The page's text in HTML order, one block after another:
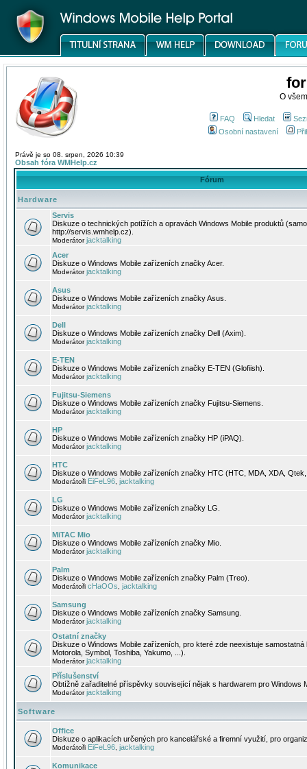
O
FAQ Hledat
Osobní nastavení
Právě je so 08. srpen, 2026 10:39
Obsah fóra WMHelp.cz
Fórum
Hardware
Servis
Diskuze o technických potížích a opravách Windows Mobile produktů
http://servis.wmhelp.cz).
Moderátorjacktalking
Acer
Diskuze o Windows Mobile zařízeních značky Acer.
Moderátorjacktalking
Asus
Diskuze o Windows Mobile zařízeních značky Asus.
Moderátorjacktalking
Dell
Diskuze o Windows Mobile zařízeních značky Dell (Axim).
Moderátorjacktalking
E-TEN
Diskuze o Windows Mobile zařízeních značky E-TEN (Glofiish).
Moderátorjacktalking
Fujitsu-Siemens
Diskuze o Windows Mobile zařízeních značky Fujitsu-Siemens.
Moderátorjacktalking
HP
Diskuze o Windows Mobile zařízeních značky HP (iPAQ).
Moderátorjacktalking
HTC
Diskuze o Windows Mobile zařízeních značky HTC (HTC, MDA, XDA,
Moderátoři EiFeL96 jacktalking
LG
Diskuze o Windows Mobile zařízeních značky LG.
Moderátorjacktalking
MiTAC Mio
Diskuze o Windows Mobile zařízeních značky Mio.
Moderátorjacktalking
Palm
Diskuze o Windows Mobile zařízeních značky Palm (Treo).
Moderátoři cHaOOs jacktalking
Samsung
Diskuze o Windows Mobile zařízeních značky Samsung.
Moderátorjacktalking
Ostatní značky
Diskuze o Windows Mobile zařízeních, pro které zde neexistuje
Motorola, Symbol, Toshiba, Yakumo, ...).
Moderátorjacktalking
Příslušenství
Obtížně zařaditelné příspěvky související nějak s hardwarem pro Windows
Moderátorjacktalking
Software
Office
Diskuze o aplikacích určených pro kancelářské a firemní využití, pro
Moderátoři EiFeL96 jacktalking
Komunikace